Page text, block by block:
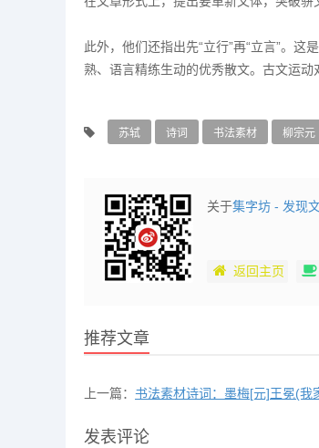
此外，他们还指出先“立行”再“立言”。
熟、语言精练生动的优秀散文。古文运动
苏轼 诗词 书法素材 柳宗元
关于集字坊 - 发现
返回主页
推荐文章
上一篇： 书法素材诗词：墨梅[元]王冕(我
发表评论